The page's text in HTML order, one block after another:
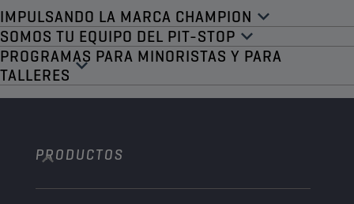
IMPULSANDO LA MARCA CHAMPION
SOMOS TU EQUIPO DEL PIT-STOP
PROGRAMAS PARA MINORISTAS Y PARA
TALLERES
PRODUCTOS